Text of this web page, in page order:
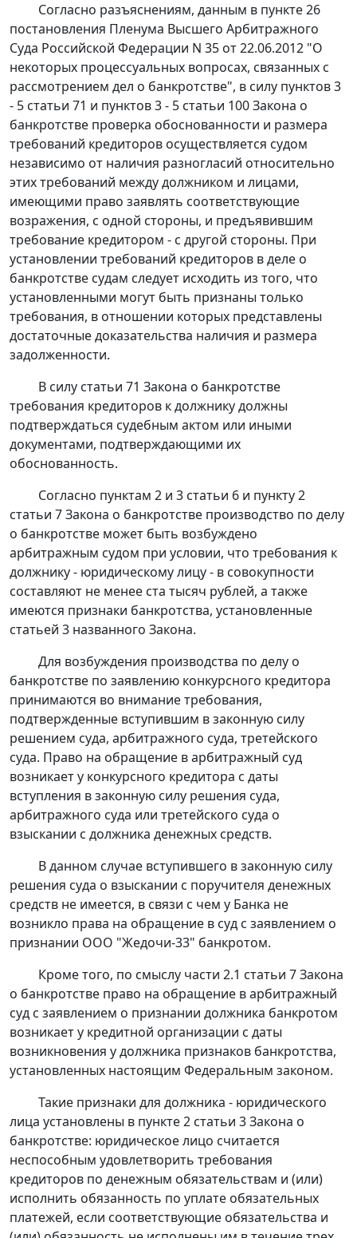
Согласно разъяснениям, данным в пункте 26
постановления Пленума Высшего Арбитражного
Суда Российской Федерации N 35 от 22.06.2012 "О
некоторых процессуальных вопросах, связанных с
рассмотрением дел о банкротстве", в силу пунктов 3
- 5 статьи 71 и пунктов 3 - 5 статьи 100Закона о
банкротстве проверка обоснованности и размера
требований кредиторов осуществляется судом
независимо от наличия разногласий относительно
этих требований между должником и лицами,
имеющими право заявлять соответствующие
возражения, с одной стороны, и предъявившим
требование кредитором - с другой стороны. При
установлении требований кредиторов в деле о
банкротстве судам следует исходить из того, что
установленными могут быть признаны только
требования, в отношении которых представлены
достаточные доказательства наличия и размера
задолженности.
В силу статьи 71 Закона о банкротстве
требования кредиторов к должнику должны
подтверждаться судебным актом или иными
документами, подтверждающими их
обоснованность.
Согласно пунктам 2 и 3 статьи 6 и пункту 2
статьи 7Закона о банкротстве производство по делу
о банкротстве может быть возбуждено
арбитражным судом при условии, что требования к
должнику - юридическому лицу - в совокупности
составляют не менее ста тысяч рублей, а также
имеются признаки банкротства, установленные
статьей 3 названного Закона.
Для возбуждения производства по делу о
банкротстве по заявлению конкурсного кредитора
принимаются во внимание требования,
подтвержденные вступившим в законную силу
решением суда, арбитражного суда, третейского
суда. Право на обращение в арбитражный суд
возникает у конкурсного кредитора с даты
вступления в законную силу решения суда,
арбитражного суда или третейского суда о
взыскании с должника денежных средств.
В данном случае вступившего в законную силу
решения суда о взыскании с поручителя денежных
средств не имеется, в связи с чем у Банка не
возникло права на обращение в суд с заявлением о
признании ООО "Жедочи-33" банкротом.
Кроме того, по смыслу части 2.1 статьи 7Закона
о банкротстве право на обращение в арбитражный
суд с заявлением о признании должника банкротом
возникает у кредитной организации с даты
возникновения у должника признаков банкротства,
установленных настоящим Федеральным законом.
Такие признаки для должника - юридического
лица установлены в пункте 2 статьи 3Закона о
банкротстве: юридическое лицо считается
неспособным удовлетворить требования
кредиторов по денежным обязательствам и (или)
исполнить обязанность по уплате обязательных
платежей, если соответствующие обязательства и